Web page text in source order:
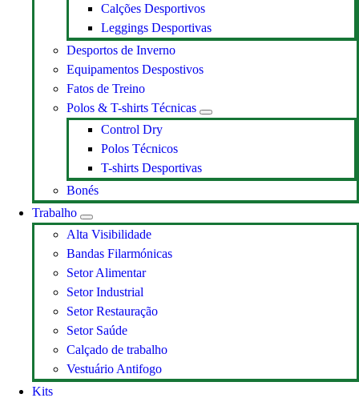
Calções Desportivos
Leggings Desportivas
Desportos de Inverno
Equipamentos Despostivos
Fatos de Treino
Polos & T-shirts Técnicas
Control Dry
Polos Técnicos
T-shirts Desportivas
Bonés
Trabalho
Alta Visibilidade
Bandas Filarmónicas
Setor Alimentar
Setor Industrial
Setor Restauração
Setor Saúde
Calçado de trabalho
Vestuário Antifogo
Kits